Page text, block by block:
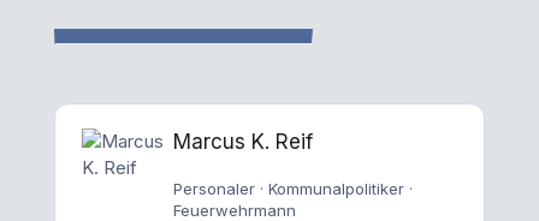
Marcus K. Reif
Personaler · Kommunalpolitiker ·
Feuerwehrmann